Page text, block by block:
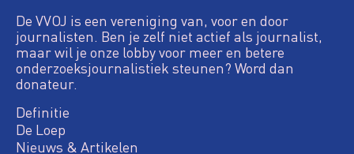
De VVOJ is een vereniging van, voor en door
journalisten. Ben je zelf niet actief als journalist,
maar wil je onze lobby voor meer en betere
onderzoeksjournalistiek steunen? Word dan
donateur.
Definitie
De Loep
Nieuws & Artikelen